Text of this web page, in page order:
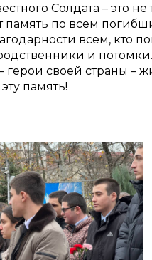
Солдата – это
память по всем
всем, кто
и потомки.
герои своей страны –
память!